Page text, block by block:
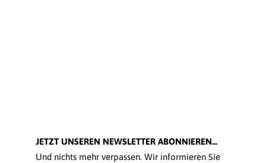
JETZT UNSEREN NEWSLETTER ABONNIEREN...
Und nichts mehr verpassen. Wir informieren Sie